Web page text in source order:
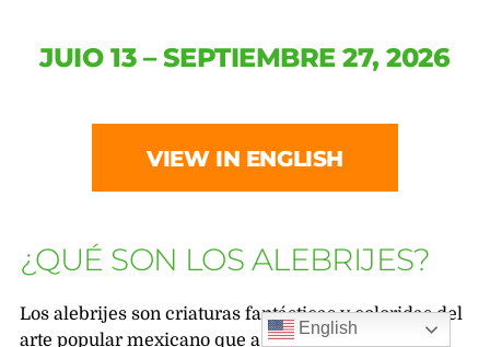
JUIO 13 – SEPTIEMBRE 27, 2026
VIEW IN ENGLISH
¿QUÉ SON LOS ALEBRIJES?
Los alebrijes son criaturas fantásticas y coloridas del
arte popular mexicano que a menudo combinan
English